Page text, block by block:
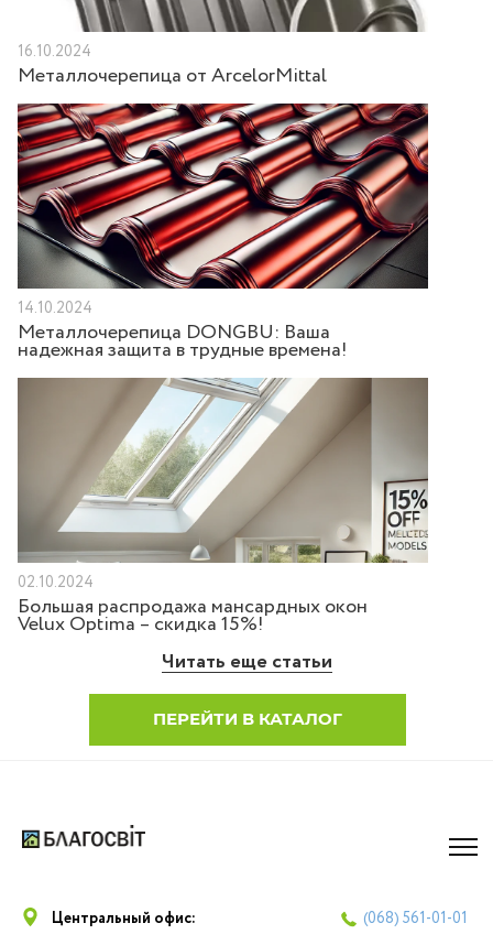
16.10.2024
Металлочерепица от ArcelorMittal
14.10.2024
Металлочерепица DONGBU: Ваша
надежная защита в трудные времена!
02.10.2024
Большая распродажа мансардных окон
Velux Optima – скидка 15%!
Читать еще статьи
ПЕРЕЙТИ В КАТАЛОГ
Центральный офис: (068) 561-01-01